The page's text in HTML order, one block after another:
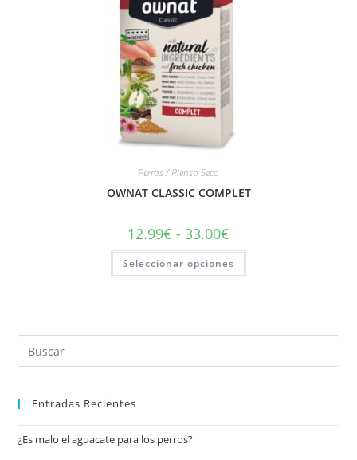
Perros / Pienso Seco
OWNAT CLASSIC COMPLET
12.99€ - 33.00€
Seleccionar opciones
Entradas Recientes
¿Es malo el aguacate para los perros?